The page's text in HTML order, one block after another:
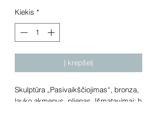
Kiekis *
Į krepšelį
Skulptūra „Pasivaikščiojimas“, bronza,
lauko akmęnys, plienas. Išmatavimai: h